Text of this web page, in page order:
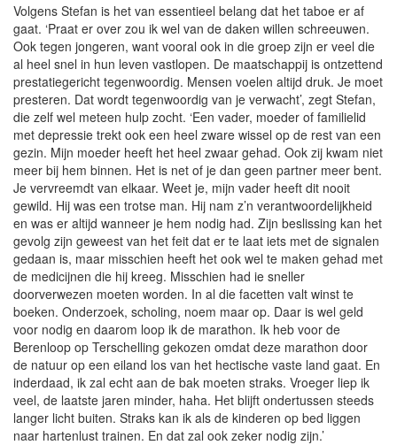
Volgens Stefan is het van essentieel belang dat het taboe er af
gaat. ‘Praat er over zou ik wel van de daken willen schreeuwen.
Ook tegen jongeren, want vooral ook in die groep zijn er veel die
al heel snel in hun leven vastlopen. De maatschappij is ontzettend
prestatiegericht tegenwoordig. Mensen voelen altijd druk. Je moet
presteren. Dat wordt tegenwoordig van je verwacht’, zegt Stefan,
die zelf wel meteen hulp zocht. ‘Een vader, moeder of familielid
met depressie trekt ook een heel zware wissel op de rest van een
gezin. Mijn moeder heeft het heel zwaar gehad. Ook zij kwam niet
meer bij hem binnen. Het is net of je dan geen partner meer bent.
Je vervreemdt van elkaar. Weet je, mijn vader heeft dit nooit
gewild. Hij was een trotse man. Hij nam z’n verantwoordelijkheid
en was er altijd wanneer je hem nodig had. Zijn beslissing kan het
gevolg zijn geweest van het feit dat er te laat iets met de signalen
gedaan is, maar misschien heeft het ook wel te maken gehad met
de medicijnen die hij kreeg. Misschien had ie sneller
doorverwezen moeten worden. In al die facetten valt winst te
boeken. Onderzoek, scholing, noem maar op. Daar is wel geld
voor nodig en daarom loop ik de marathon. Ik heb voor de
Berenloop op Terschelling gekozen omdat deze marathon door
de natuur op een eiland los van het hectische vaste land gaat. En
inderdaad, ik zal echt aan de bak moeten straks. Vroeger liep ik
veel, de laatste jaren minder, haha. Het blijft ondertussen steeds
langer licht buiten. Straks kan ik als de kinderen op bed liggen
naar hartenlust trainen. En dat zal ook zeker nodig zijn.’